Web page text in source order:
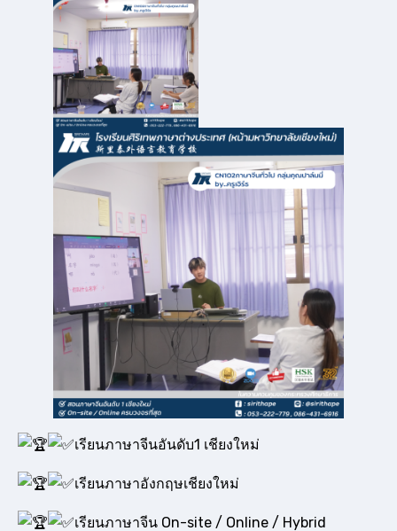
เรียนภาษาจีนอันดับ1 เชียงใหม่
เรียนภาษาอังกฤษเชียงใหม่
เรียนภาษาจีน On-site / Online / Hybrid